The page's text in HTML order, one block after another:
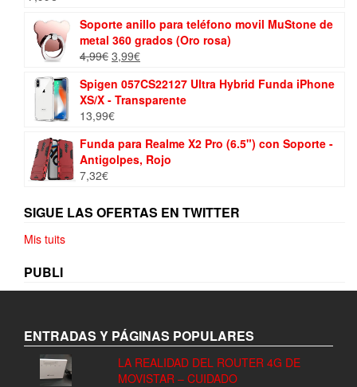
Soporte anillo para teléfono movil MuStone de
metal 360 grados (Oro rosa)
4,99€ El
original
era:
4,99€.
3,99€El
actual
es:
Spigen 057CS22127 Ultra Hybrid Funda iPhone
XS/X - Transparente
13,99€
Funda para Realme X2 Pro (6.5") con Soporte -
Antigolpes, Rojo
7,32€
SIGUE LAS OFERTAS EN TWITTER
Mis tuits
PUBLI
ENTRADAS Y PÁGINAS POPULARES
LA REALIDAD DEL ROUTER 4G DE
MOVISTAR – CUIDADO